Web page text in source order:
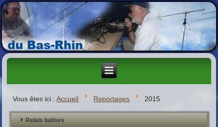
Vous êtes ici :Accueil Reportages 2015
Relais balises